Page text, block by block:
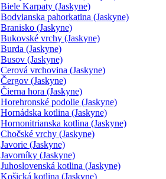
Biele Karpaty (Jaskyne)
Bodvianska pahorkatina (Jaskyne)
Branisko (Jaskyne)
Bukovské vrchy (Jaskyne)
Burda (Jaskyne)
Busov (Jaskyne)
Cerová vrchovina (Jaskyne)
Čergov (Jaskyne)
Čierna hora (Jaskyne)
Horehronské podolie (Jaskyne)
Hornádska kotlina (Jaskyne)
Hornonitrianska kotlina (Jaskyne)
Chočské vrchy (Jaskyne)
Javorie (Jaskyne)
Javorníky (Jaskyne)
Juhoslovenská kotlina (Jaskyne)
Košická kotlina (Jaskyne)